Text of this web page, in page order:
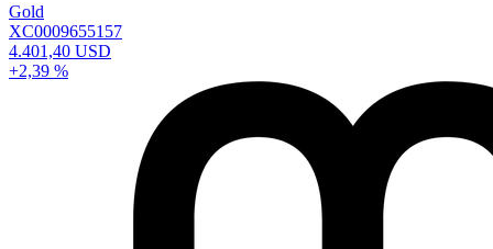
Gold
XC0009655157
4.401,40 USD
+2,39 %